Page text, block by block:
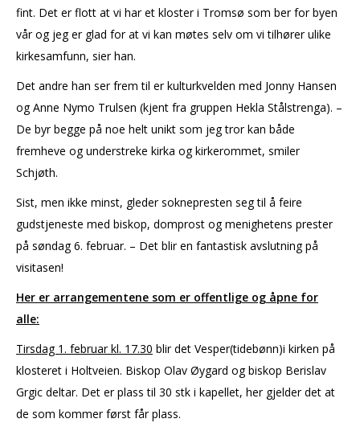
fint. Det er flott at vi har et kloster i Tromsø som ber for byen
vår og jeg er glad for at vi kan møtes selv om vi tilhører ulike
kirkesamfunn, sier han.
Det andre han ser frem til er kulturkvelden med Jonny Hansen
og Anne Nymo Trulsen (kjent fra gruppen Hekla Stålstrenga). –
De byr begge på noe helt unikt som jeg tror kan både
fremheve og understreke kirka og kirkerommet, smiler
Schjøth.
Sist, men ikke minst, gleder soknepresten seg til å feire
gudstjeneste med biskop, domprost og menighetens prester
på søndag 6. februar. – Det blir en fantastisk avslutning på
visitasen!
Her er arrangementene som er offentlige og åpne for
alle:
Tirsdag 1. februar kl. 17.30 blir det Vesper(tidebønn)i kirken på
klosteret i Holtveien. Biskop Olav Øygard og biskop Berislav
Grgic deltar. Det er plass til 30 stk i kapellet, her gjelder det at
de som kommer først får plass.